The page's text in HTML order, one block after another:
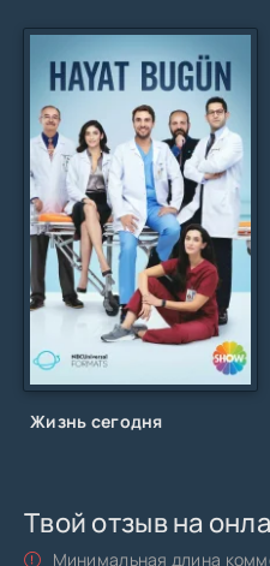
Жизнь сегодня
Твой отзыв на
Минимальная длина